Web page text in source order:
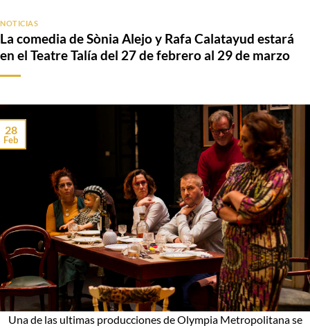
NOTICIAS
La comedia de Sònia Alejo y Rafa Calatayud estará
en el Teatre Talía del 27 de febrero al 29 de marzo
28
Feb
Una de las ultimas producciones de Olympia Metropolitana se